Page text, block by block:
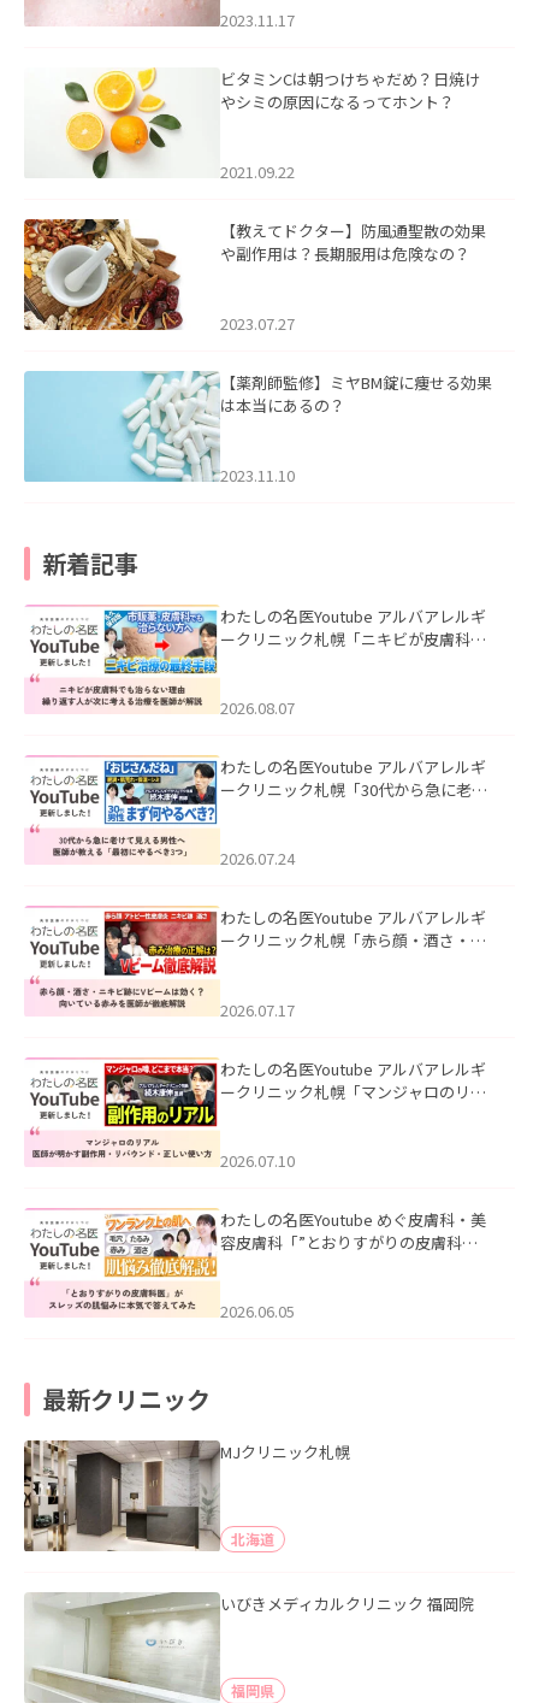
2023.11.17
ビタミンCは朝つけちゃだめ？日焼け
やシミの原因になるってホント？
2021.09.22
【教えてドクター】防風通聖散の効果
や副作用は？長期服用は危険なの？
2023.07.27
【薬剤師監修】ミヤBM錠に痩せる効果
は本当にあるの？
2023.11.10
新着記事
わたしの名医Youtube アルバアレルギ
ークリニック札幌「ニキビが皮膚科で
ました。
2026.08.07
わたしの名医Youtube アルバアレルギ
ークリニック札幌「30代から急に老け
た。
2026.07.24
わたしの名医Youtube アルバアレルギ
ークリニック札幌「赤ら顔・酒さ・ニ
した。
2026.07.17
わたしの名医Youtube アルバアレルギ
ークリニック札幌「マンジャロのリア
た。
2026.07.10
わたしの名医Youtube めぐ皮膚科・美
容皮膚科「”とおりすがりの皮膚科
2026.06.05
最新クリニック
MJクリニック札幌
北海道
いびきメディカルクリニック 福岡院
福岡県